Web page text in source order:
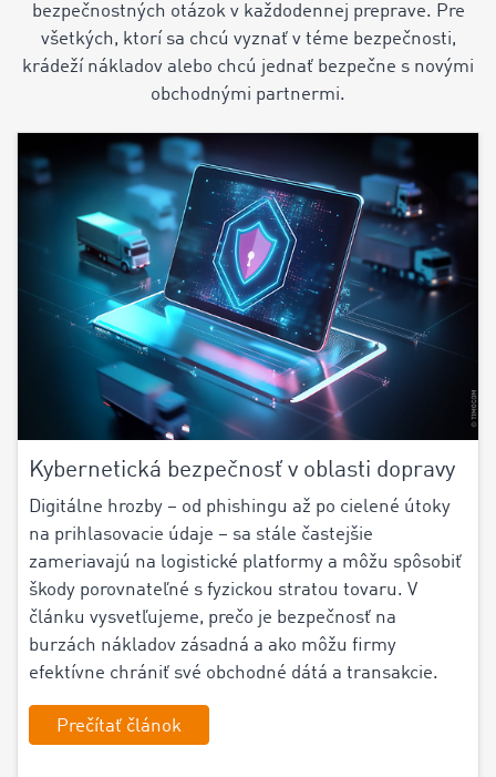
bezpečnostných otázok v každodennej preprave. Pre
všetkých, ktorí sa chcú vyznať v téme bezpečnosti,
krádeží nákladov alebo chcú jednať bezpečne s novými
obchodnými partnermi.
Kybernetická bezpečnosť v oblasti dopravy
Digitálne hrozby – od phishingu až po cielené útoky
na prihlasovacie údaje – sa stále častejšie
zameriavajú na logistické platformy a môžu spôsobiť
škody porovnateľné s fyzickou stratou tovaru. V
článku vysvetľujeme, prečo je bezpečnosť na
burzách nákladov zásadná a ako môžu firmy
efektívne chrániť své obchodné dátá a transakcie.
Prečítať článok